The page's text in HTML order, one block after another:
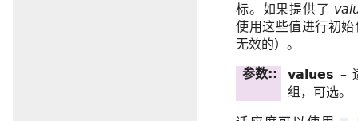
标。如果提供了
使用这些值进行初
无效的）。
参数: values –
组，可选。